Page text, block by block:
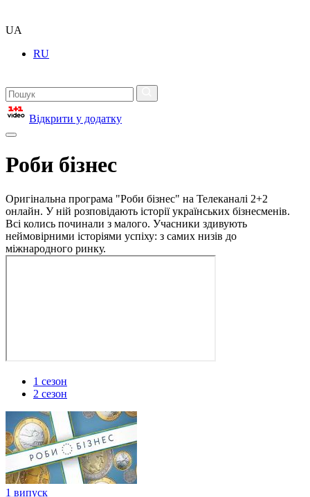
UA
RU
Відкрити у додатку
Роби бізнес
Оригінальна програма "Роби бізнес" на Телеканалі 2+2
онлайн. У ній розповідають історії українських бізнесменів.
Всі колись починали з малого. Учасники здивують
неймовірними історіями успіху: з самих низів до
міжнародного ринку.
1 сезон
2 сезон
1 випуск